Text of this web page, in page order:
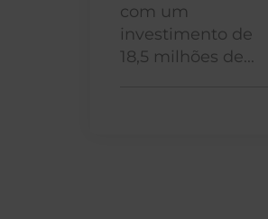
com um
investimento de
18,5 milhões de...